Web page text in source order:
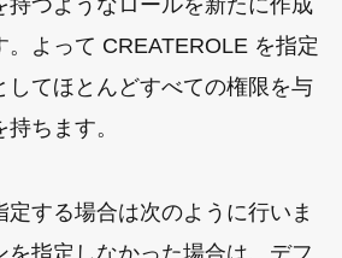
よって CREATEROLE を指定
してほとんどすべての権限を与
ちます。
定する場合は次のように行いま
を指定しなかった場合は、デフ